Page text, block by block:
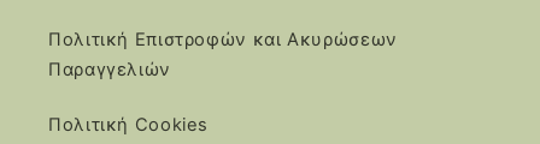
Πολιτική Επιστροφών και Ακυρώσεων
Παραγγελιών
Πολιτική Cookies